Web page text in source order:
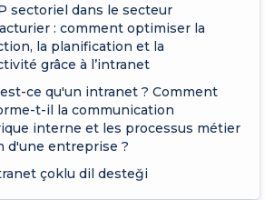
sectoriel dans le secteur
: comment optimiser la
la planification et la
grâce à l’intranet
ce qu'un intranet ? Comment
t-il la communication
interne et les processus métier
d'une entreprise ?
çoklu dil desteği